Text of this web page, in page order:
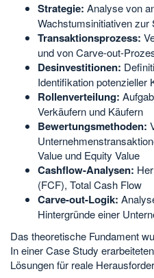
Strategie: Analyse von
Wachstumsinitiativen
Transaktionsprozess:
und von Carve-out-
Desinvestitionen:
Identifikation potenzieller
Rollenverteilung:
Verkäufern und Käufern
Bewertungsmethoden:
Value und Equity Value
Cashflow-Analysen:
(FCF), Total Cash Flow
Carve-out-Logik:
Hintergründe einer
Das theoretische Fundament
In einer Case Study
Lösungen für reale